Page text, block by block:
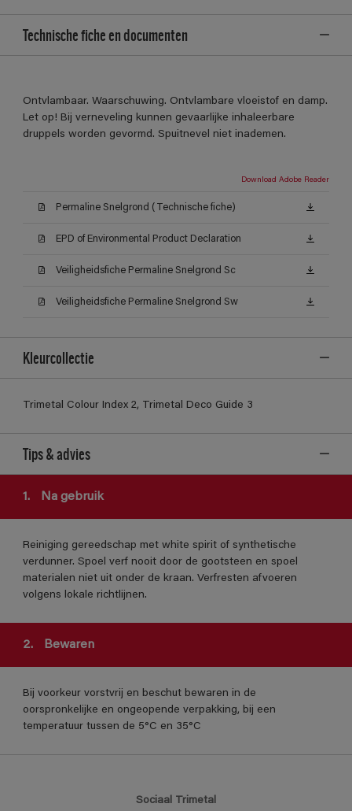
Technische fiche en documenten
Ontvlambaar. Waarschuwing. Ontvlambare vloeistof en damp.
Let op! Bij verneveling kunnen gevaarlijke inhaleerbare
druppels worden gevormd. Spuitnevel niet inademen.
Download Adobe Reader
Permaline Snelgrond (Technische fiche)
EPD of Environmental Product Declaration
Veiligheidsfiche Permaline Snelgrond Sc
Veiligheidsfiche Permaline Snelgrond Sw
Kleurcollectie
Trimetal Colour Index 2, Trimetal Deco Guide 3
Tips & advies
1. Na gebruik
Reiniging gereedschap met white spirit of synthetische
verdunner. Spoel verf nooit door de gootsteen en spoel
materialen niet uit onder de kraan. Verfresten afvoeren
volgens lokale richtlijnen.
2. Bewaren
Bij voorkeur vorstvrij en beschut bewaren in de
oorspronkelijke en ongeopende verpakking, bij een
temperatuur tussen de 5°C en 35°C
Sociaal Trimetal